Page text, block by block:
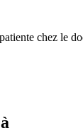
chez le